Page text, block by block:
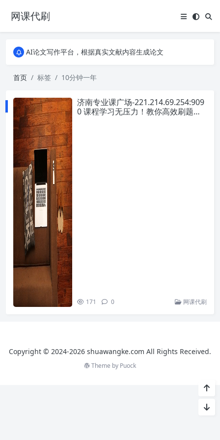
网课代刷
AI论文写作平台，根据真实文献内容生成论文
AI论文写作平台，根据真实文献内容生成论文
首页
标签 10分钟一年
济南专业课广场-221.214.69.254:909
0 课程学习无压力！教你高效刷题技
171 0 网课代刷
Copyright © 2024-2026 shuawangke.com All Rights Received.
Theme by Puock